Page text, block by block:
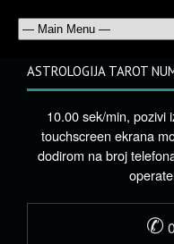
ASTROLOGIJA TAROT
10.00 sek/min, pozivi
touchscreen ekrana
dodirom na broj
✆